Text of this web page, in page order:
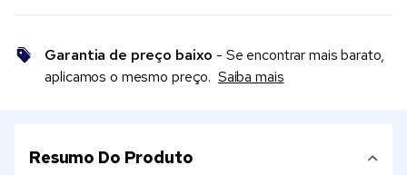
Garantia de preço baixo - Se encontrar mais barato,
aplicamos o mesmo preço. Saiba mais
Resumo Do Produto